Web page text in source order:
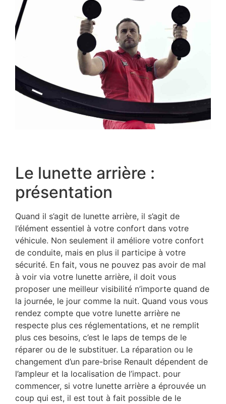
Le lunette arrière :
présentation
Quand il s’agit de lunette arrière, il s’agit de
l’élément essentiel à votre confort dans votre
véhicule. Non seulement il améliore votre confort
de conduite, mais en plus il participe à votre
sécurité. En fait, vous ne pouvez pas avoir de mal
à voir via votre lunette arrière, il doit vous
proposer une meilleur visibilité n’importe quand de
la journée, le jour comme la nuit. Quand vous vous
rendez compte que votre lunette arrière ne
respecte plus ces réglementations, et ne remplit
plus ces besoins, c’est le laps de temps de le
réparer ou de le substituer. La réparation ou le
changement d’un pare-brise Renault dépendent de
l’ampleur et la localisation de l’impact. pour
commencer, si votre lunette arrière a éprouvée un
coup qui est, il est tout à fait possible de le